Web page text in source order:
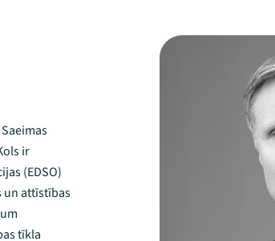
ir
(EDSO)
un attīstības
tīkla